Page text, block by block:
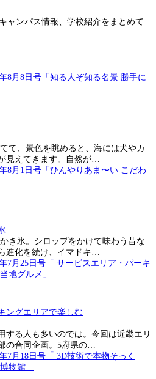
ャンパス情報、学校紹介をまとめて
て、景色を眺めると、海には犬やカ
見えてきます。自然が…
き氷。シロップをかけて味わう昔な
進化を続け、イマドキ…
ングエリアで楽しむ
する人も多いのでは。今回は近畿エリ
の合同企画。5府県の…